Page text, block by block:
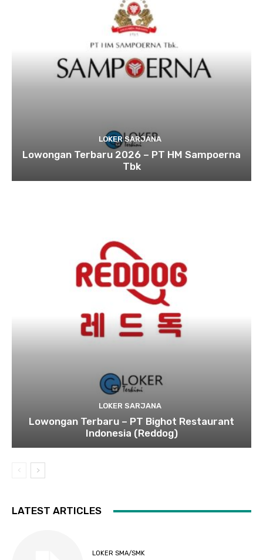
LOKER SARJANA
Lowongan Terbaru 2026 – PT HM Sampoerna
Tbk
LOKER SARJANA
Lowongan Terbaru – PT Bighot Restaurant
Indonesia (Reddog)
LATEST ARTICLES
LOKER SMA/SMK